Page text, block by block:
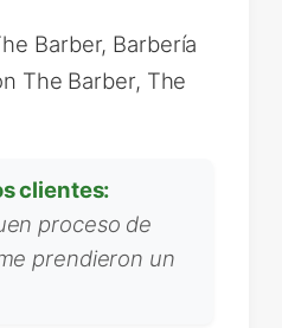
Barber, Barbería
The Barber, The
clientes:
proceso de
prendieron un